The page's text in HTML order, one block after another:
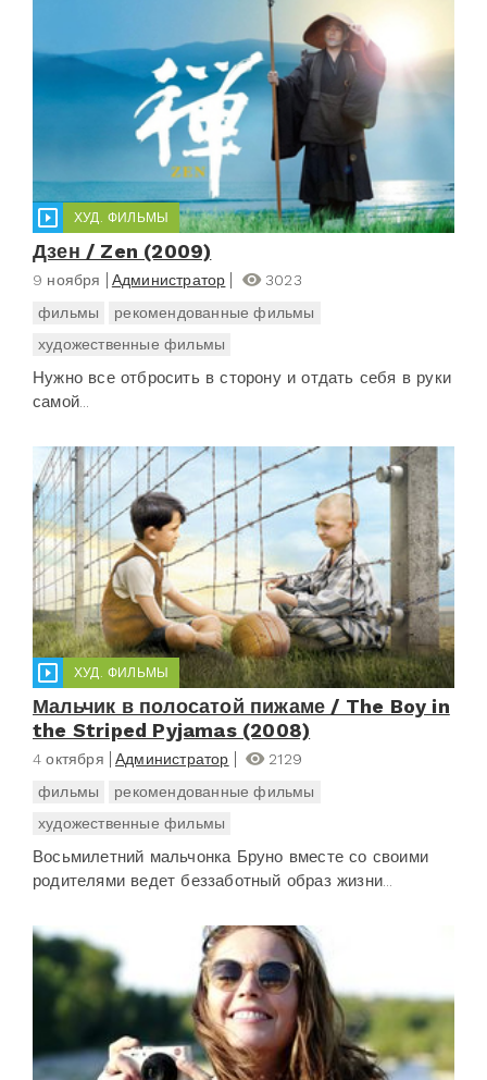
ХУД. ФИЛЬМЫ
Дзен / Zen (2009)
9 ноября Администратор
3023
фильмы
рекомендованные фильмы
художественные фильмы
Нужно все отбросить в сторону и отдать себя в руки
самой...
ХУД. ФИЛЬМЫ
Мальчик в полосатой пижаме / The Boy in
the Striped Pyjamas (2008)
4 октября Администратор
2129
фильмы
рекомендованные фильмы
художественные фильмы
Восьмилетний мальчонка Бруно вместе со своими
родителями ведет беззаботный образ жизни...